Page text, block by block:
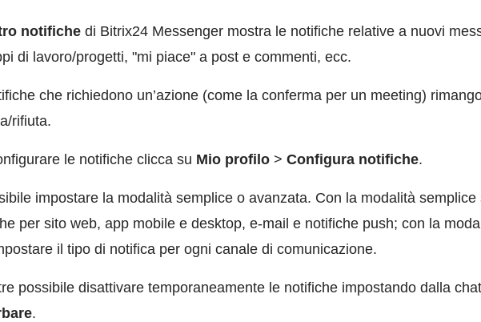
notifiche di Bitrix24 Messenger mostra le notifiche relative a nuovi
di lavoro/progetti, "mi piace" a post e commenti, ecc.
che richiedono un’azione (come la conferma per un meeting)
rifiuta.
le notifiche clicca su Mio profilo > Configura notifiche.
impostare la modalità semplice o avanzata. Con la modalità
per sito web, app mobile e desktop, e-mail e notifiche push; con la
il tipo di notifica per ogni canale di comunicazione.
possibile disattivare temporaneamente le notifiche impostando dalla
.